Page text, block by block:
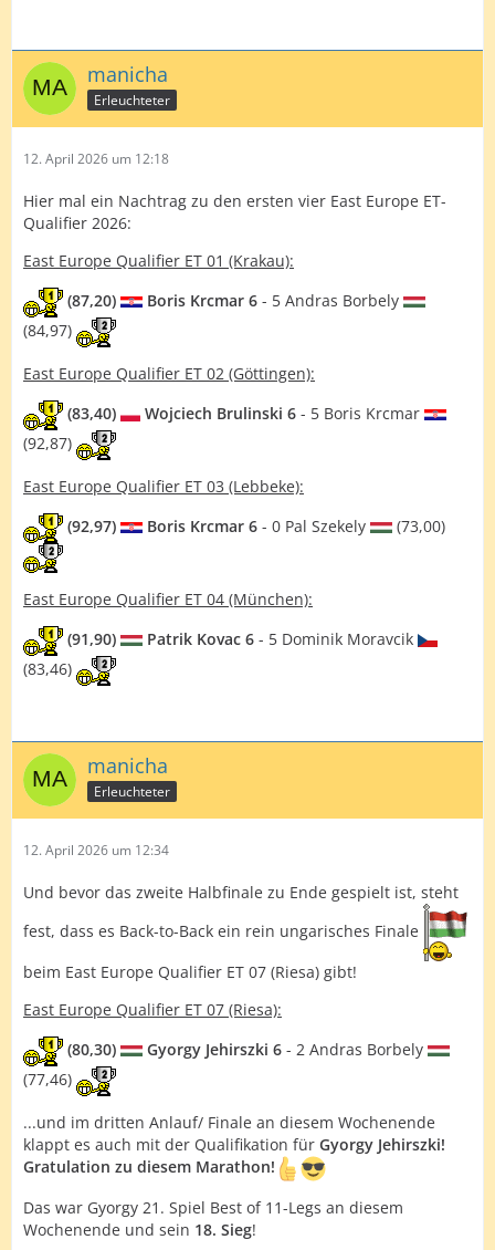
manicha
Erleuchteter
12. April 2026 um 12:18
Hier mal ein Nachtrag zu den ersten vier East Europe ET-
Qualifier 2026:
East Europe Qualifier ET 01 (Krakau):
(87,20)
Boris Krcmar 6 - 5 Andras Borbely
(84,97)
East Europe Qualifier ET 02 (Göttingen):
(83,40)
Wojciech Brulinski 6 - 5 Boris Krcmar
(92,87)
East Europe Qualifier ET 03 (Lebbeke):
(92,97)
Boris Krcmar 6 - 0 Pal Szekely (73,00)
East Europe Qualifier ET 04 (München):
(91,90)
Patrik Kovac 6 - 5 Dominik Moravcik
(83,46)
manicha
Erleuchteter
12. April 2026 um 12:34
Und bevor das zweite Halbfinale zu Ende gespielt ist, steht
fest, dass es Back-to-Back ein rein ungarisches Finale
beim East Europe Qualifier ET 07 (Riesa) gibt!
East Europe Qualifier ET 07 (Riesa):
(80,30)
Gyorgy Jehirszki 6 - 2 Andras Borbely
(77,46)
...und im dritten Anlauf/ Finale an diesem Wochenende
klappt es auch mit der Qualifikation für Gyorgy Jehirszki!
Gratulation zu diesem Marathon!
Das war Gyorgy 21. Spiel Best of 11-Legs an diesem
Wochenende und sein 18. Sieg!